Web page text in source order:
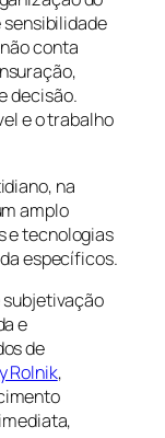
sensibilidade
conta
decisão.
e o trabalho
na
amplo
e tecnologias
específicos.
subjetivação
e
de
Rolnik,